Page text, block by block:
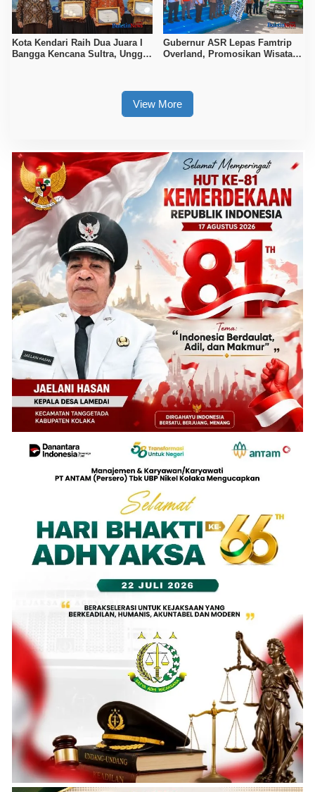
Kota Kendari Raih Dua Juara I
Bangga Kencana Sultra, Unggul
Gubernur ASR Lepas Famtrip
Overland, Promosikan Wisata
View More